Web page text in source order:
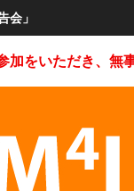
会」
加をいただき、